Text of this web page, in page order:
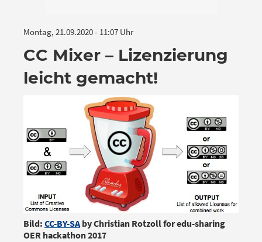
Montag, 21.09.2020 - 11:07 Uhr
CC Mixer – Lizenzierung
leicht gemacht!
Bild: CC-BY-SAby Christian Rotzoll for edu-sharing
OER hackathon 2017